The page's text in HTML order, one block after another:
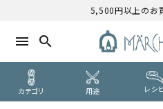
5,500円以上のお
menu search
カテゴリ 用途 レシ